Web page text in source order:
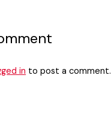
in to post a comment.